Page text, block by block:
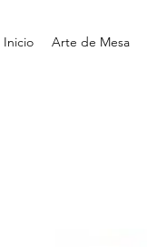
Inicio Arte de Mesa